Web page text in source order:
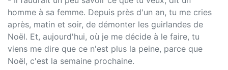
homme à sa femme. Depuis près d'un an, tu me cries
après, matin et soir, de démonter les guirlandes de
Noël. Et, aujourd'hui, où je me décide à le faire, tu
viens me dire que ce n'est plus la peine, parce que
Noël, c'est la semaine prochaine.